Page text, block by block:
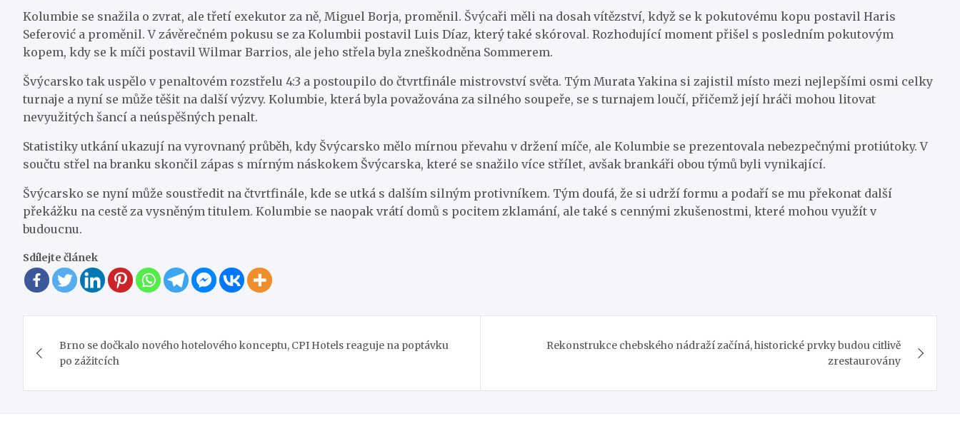
Kolumbie se snažila o zvrat, ale třetí exekutor za ně, Miguel Borja, proměnil. Švýcaři měli na dosah vítězství, když se k pokutovému kopu postavil Haris
Seferović a proměnil. V závěrečném pokusu se za Kolumbii postavil Luis Díaz, který také skóroval. Rozhodující moment přišel s posledním pokutovým
kopem, kdy se k míči postavil Wilmar Barrios, ale jeho střela byla zneškodněna Sommerem.
Švýcarsko tak uspělo v penaltovém rozstřelu 4:3 a postoupilo do čtvrtfinále mistrovství světa. Tým Murata Yakina si zajistil místo mezi nejlepšími osmi celky
turnaje a nyní se může těšit na další výzvy. Kolumbie, která byla považována za silného soupeře, se s turnajem loučí, přičemž její hráči mohou litovat
nevyužitých šancí a neúspěšných penalt.
Statistiky utkání ukazují na vyrovnaný průběh, kdy Švýcarsko mělo mírnou převahu v držení míče, ale Kolumbie se prezentovala nebezpečnými protiútoky. V
součtu střel na branku skončil zápas s mírným náskokem Švýcarska, které se snažilo více střílet, avšak brankáři obou týmů byli vynikající.
Švýcarsko se nyní může soustředit na čtvrtfinále, kde se utká s dalším silným protivníkem. Tým doufá, že si udrží formu a podaří se mu překonat další
překážku na cestě za vysněným titulem. Kolumbie se naopak vrátí domů s pocitem zklamání, ale také s cennými zkušenostmi, které mohou využít v
budoucnu.
Sdílejte článek
pro
příspěvek
Brno se dočkalo nového hotelového konceptu, CPI Hotels reaguje na poptávku
po zážitcích
Rekonstrukce chebského nádraží začíná, historické prvky budou citlivě
zrestaurovány